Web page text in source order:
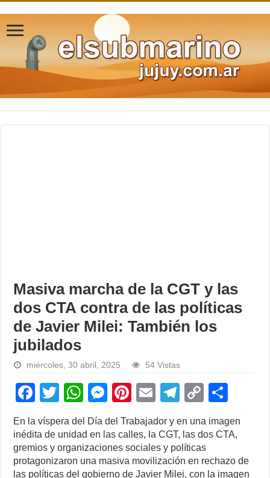
Masiva marcha de la CGT y las
dos CTA contra de las políticas
de Javier Milei: También los
jubilados
miércoles, 30 abril, 2025 54 Vistas
F
a
c
e
b
T
wi
tt
er
W
h
at
s
A
M
e
ss
e
n
Pi
nt
er
e
st
E
m
ail
T
e
gr
a
C
o
p
y
Li
ar
En la víspera del Día del Trabajador y en una imagen
inédita de unidad en las calles, la CGT, las dos CTA,
gremios y organizaciones sociales y políticas
protagonizaron una masiva movilización en rechazo de
las políticas del gobierno de Javier Milei, con la imagen